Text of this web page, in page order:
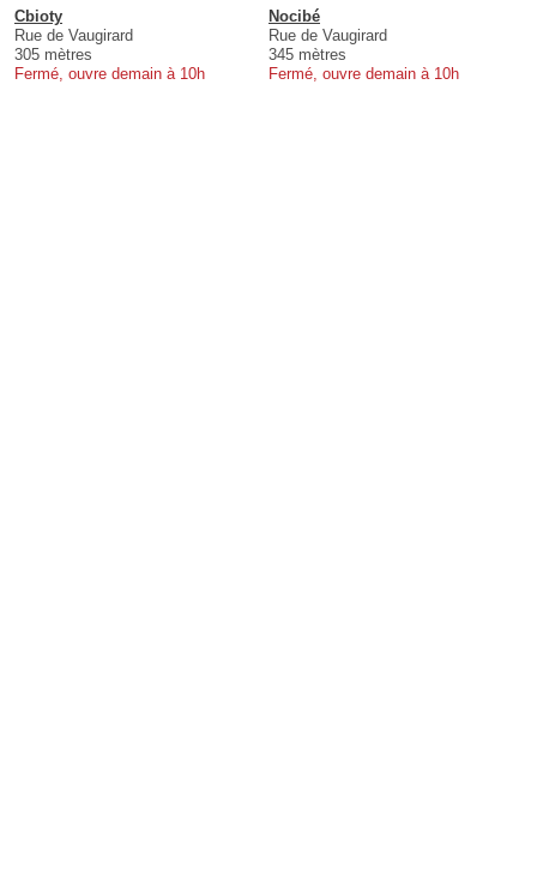
Cbioty
Rue de Vaugirard
305 mètres
Fermé, ouvre demain à 10h
Nocibé
Rue de Vaugirard
345 mètres
Fermé, ouvre demain à 10h